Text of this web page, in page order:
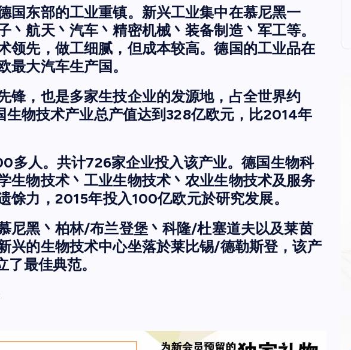
国东部的工业重镇。新兴工业集中在慕尼黑一
丶航天丶汽车丶精密机械丶装备制造丶军工等。
领先，做工细腻，但成本较高。德国的工业品在
最大汽车生产国。
锋，也是多家生技企业的发源地，占全世界约
生物技术产业总产值达到328亿欧元，比2014年
多人。共计726家企业投入该产业。德国生物科
生物技术丶工业生物技术丶农业生物技术及服务
馀力，2015年投入100亿欧元於研究发展。
尼黑丶柏林/布兰登堡丶科隆/杜塞道夫以及莱茵
兴的生物技术中心坐落於莱比锡/德勒斯登，该产
最佳典范。